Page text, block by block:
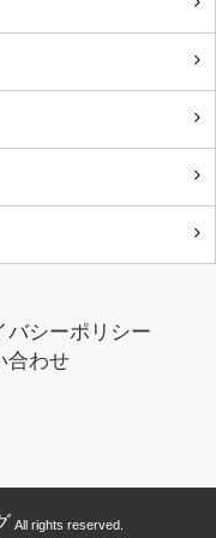
バシーポリシー
合わせ
All rights reserved.